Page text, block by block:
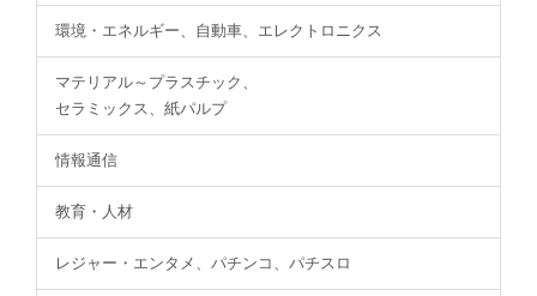
環境・エネルギー、自動車、エレクトロニクス
マテリアル～プラスチック、
セラミックス、紙パルプ
情報通信
教育・人材
レジャー・エンタメ、パチンコ、パチスロ